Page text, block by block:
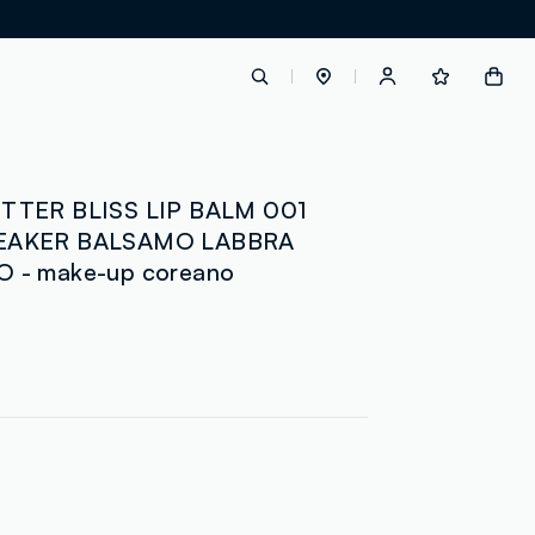
button.loginandregister
BLISS LIP BALM 001
BALSAMO LABBRA
- make-up coreano